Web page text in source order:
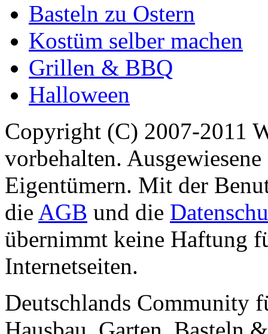
Basteln zu Ostern
Kostüm selber machen
Grillen & BBQ
Halloween
Copyright (C) 2007-2011
vorbehalten.
Eigentümern. Mit der
die AGB und die
übernimmt keine Haftung
Internetseiten.
Deutschlands Community